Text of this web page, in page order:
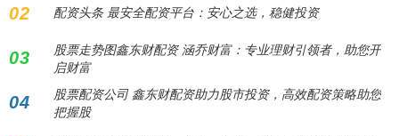
02 配资头条 最安全配资平台：安心之选，稳健投资
03
股票走势图鑫东财配资 涵乔财富：专业理财引领者，助您开
启财富
04
股票配资公司 鑫东财配资助力股市投资，高效配资策略助您
把握股